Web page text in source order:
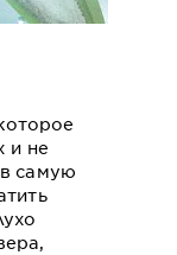
и не
самую